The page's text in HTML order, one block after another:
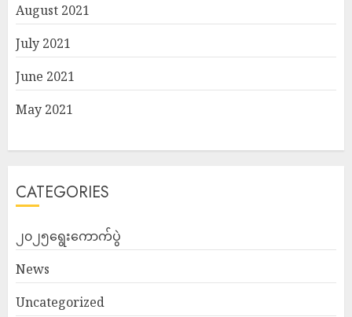
August 2021
July 2021
June 2021
May 2021
CATEGORIES
၂၀၂၅ရွေးကောက်ပွဲ
News
Uncategorized